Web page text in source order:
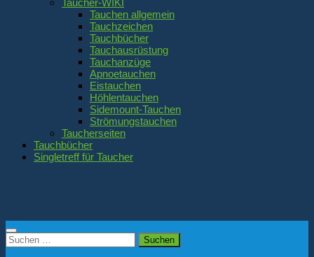
Taucher-WIKI
Tauchen allgemein
Tauchzeichen
Tauchbücher
Tauchausrüstung
Tauchanzüge
Apnoetauchen
Eistauchen
Höhlentauchen
Sidemount-Tauchen
Strömungstauchen
Taucherseiten
Tauchbücher
Singletreff für Taucher
Suchen
nach: